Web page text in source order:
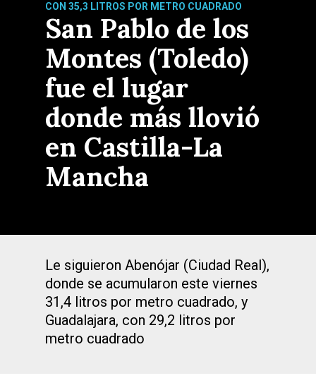
CON 35,3 LITROS POR METRO CUADRADO
San Pablo de los
Montes (Toledo)
fue el lugar
donde más llovió
en Castilla-La
Mancha
Le siguieron Abenójar (Ciudad Real),
donde se acumularon este viernes
31,4 litros por metro cuadrado, y
Guadalajara, con 29,2 litros por
metro cuadrado